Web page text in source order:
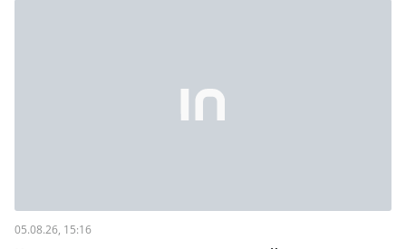
05.08.26, 15:16